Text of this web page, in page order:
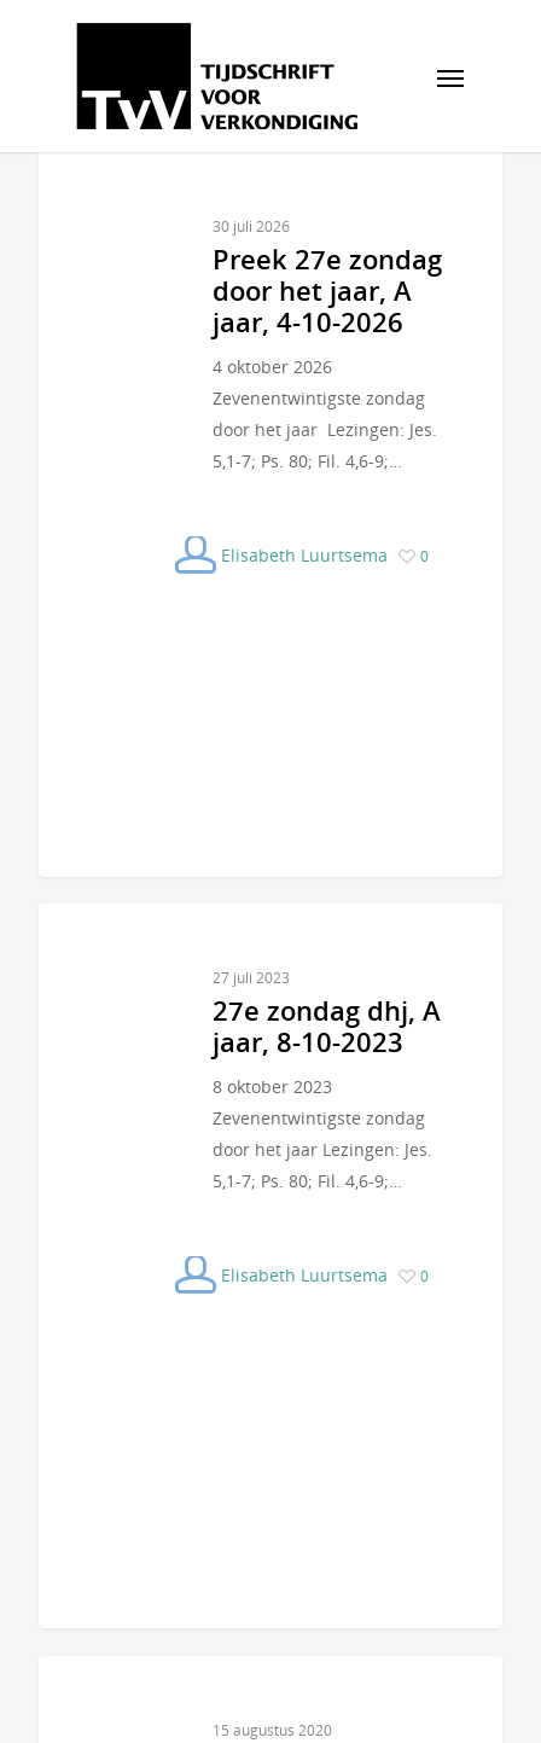
30 juli 2026
Preek 27e zondag
door het jaar, A
jaar, 4-10-2026
4 oktober 2026
Zevenentwintigste zondag
door het jaar Lezingen: Jes.
5,1-7; Ps. 80; Fil. 4,6-9;…
Elisabeth Luurtsema 0
27 juli 2023
27e zondag dhj, A
jaar, 8-10-2023
8 oktober 2023
Zevenentwintigste zondag
door het jaar Lezingen: Jes.
5,1-7; Ps. 80; Fil. 4,6-9;…
Elisabeth Luurtsema 0
15 augustus 2020